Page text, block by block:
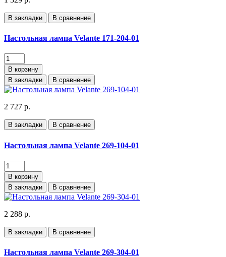
В закладки В сравнение
Настольная лампа Velante 171-204-01
В корзину
В закладки
В сравнение
2 727 р.
В закладки В сравнение
Настольная лампа Velante 269-104-01
В корзину
В закладки
В сравнение
2 288 р.
В закладки В сравнение
Настольная лампа Velante 269-304-01